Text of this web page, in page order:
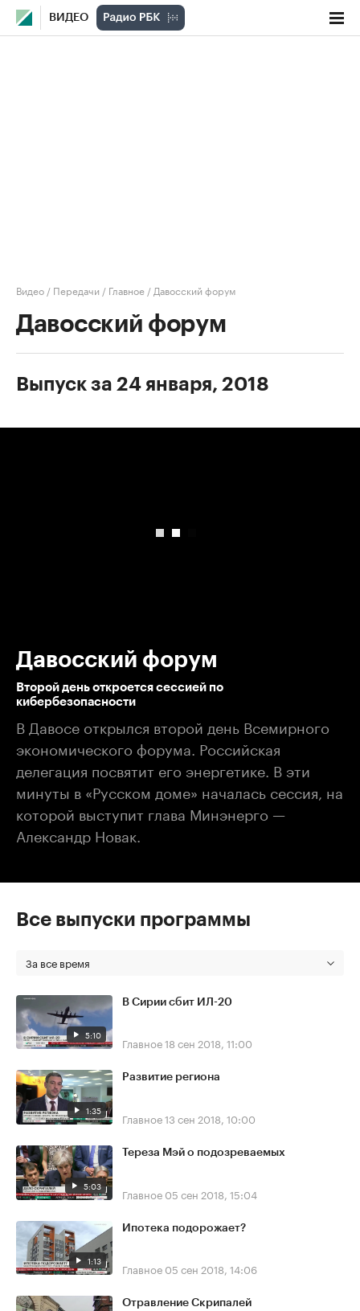
ВИДЕО
Видео / Передачи / Главное / Давосский форум
Давосский форум
Выпуск за 24 января, 2018
Давосский форум
Второй день откроется сессией по
кибербезопасности
В Давосе открылся второй день Всемирного
экономического форума. Российская
делегация посвятит его энергетике. В эти
минуты в «Русском доме» началась сессия, на
которой выступит глава Минэнерго —
Александр Новак.
Все выпуски программы
За все время
5:10
В Сирии сбит ИЛ-20
Главное18 сен 2018, 11:00
1:35
Развитие региона
Главное13 сен 2018, 10:00
5:03
Тереза Мэй о подозреваемых
Главное 05 сен 2018, 15:04
1:13
Ипотека подорожает?
Главное 05 сен 2018, 14:06
Отравление Скрипалей